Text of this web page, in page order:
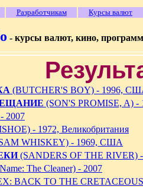
Разработчикам Курсы валют
- курсы валют, кино,
(BUTCHER'S BOY) - 1996,
(SON'S PROMISE, A)
2007
- 1972, Великобритания
WHISKEY) - 1969, США
(SANDERS OF THE RIVER) -
The Cleaner) - 2007
BACK TO THE